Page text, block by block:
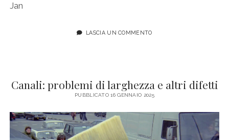
Jan
LASCIA UN COMMENTO
Canali: problemi di larghezza e altri difetti
PUBBLICATO 16 GENNAIO 2025